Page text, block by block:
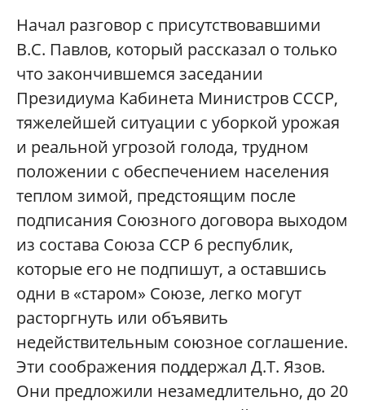
Начал разговор с присутствовавшими
В.С. Павлов, который рассказал о только
что закончившемся заседании
Президиума Кабинета Министров СССР,
тяжелейшей ситуации с уборкой урожая
и реальной угрозой голода, трудном
положении с обеспечением населения
теплом зимой, предстоящим после
подписания Союзного договора выходом
из состава Союза ССР 6 республик,
которые его не подпишут, а оставшись
одни в «старом» Союзе, легко могут
расторгнуть или объявить
недействительным союзное соглашение.
Эти соображения поддержал Д.Т. Язов.
Они предложили незамедлительно, до 20